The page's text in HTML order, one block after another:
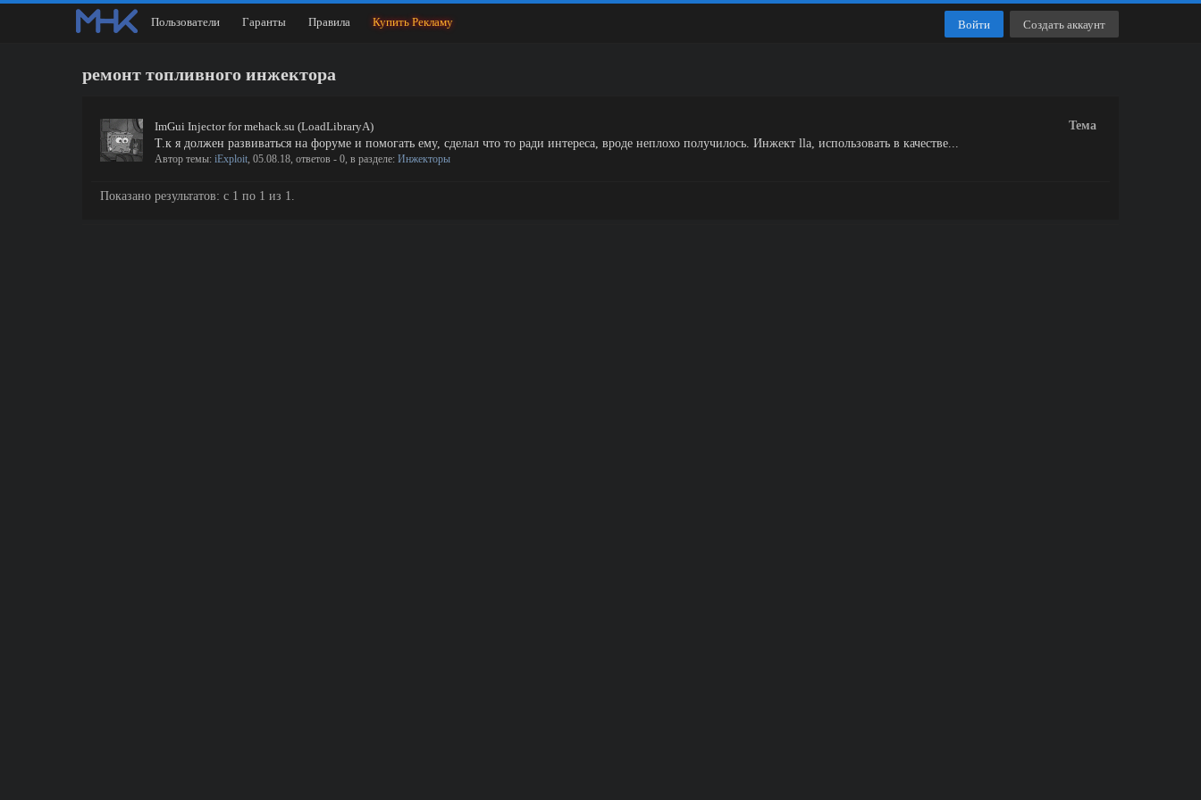
ремонт топливного инжектора
Тема
ImGui Injector for mehack.su (LoadLibraryA)
Т.к я должен развиваться на форуме и помогать ему, сделал что то ради интереса, вроде неплохо получилось. Инжект lla, использовать в качестве...
Автор темы: iExploit, 05.08.18, ответов - 0, в разделе: Инжекторы
Показано результатов: с 1 по 1 из 1.
Пользователи Гаранты Правила Купить Рекламу Войти Создать аккаунт